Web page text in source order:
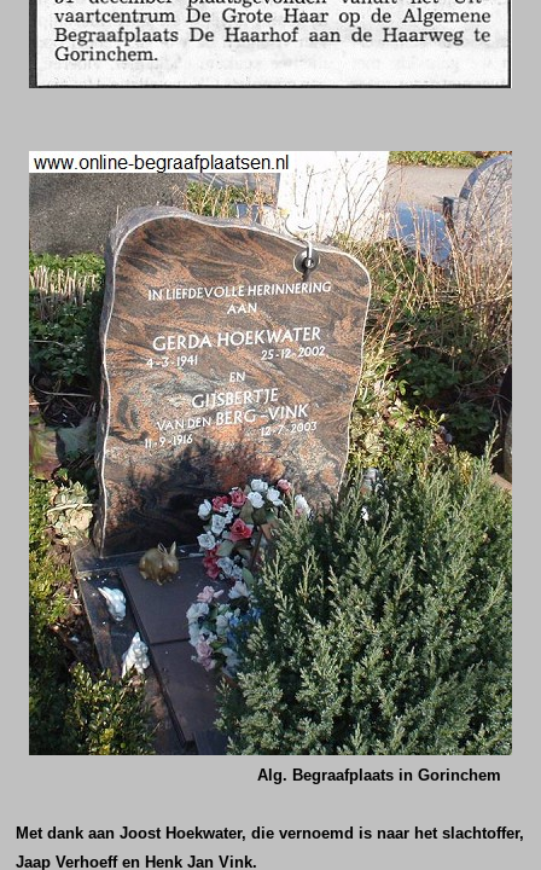
Alg. Begraafplaats in Gorinchem
Met dank aan Joost Hoekwater, die vernoemd is naar het slachtoffer,
Jaap Verhoeff en Henk Jan Vink.